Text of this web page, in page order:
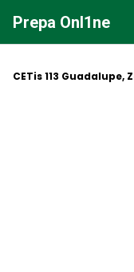
contenido
Prepa Onl1ne
CETis 113 Guadalupe,